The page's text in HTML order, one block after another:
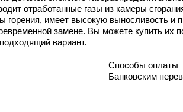
отработанные газы из камеры
горения, имеет высокую выносливость
замене. Вы можете купить их
вариант.
Способы оплаты
Банковским